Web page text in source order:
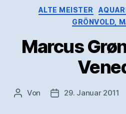
ALTE MEISTER
GRÖNVOLD,
Marcus
Beitragsautor
Von 29. Januar 2011